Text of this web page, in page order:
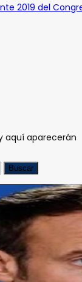
2019 del
aquí aparecerán